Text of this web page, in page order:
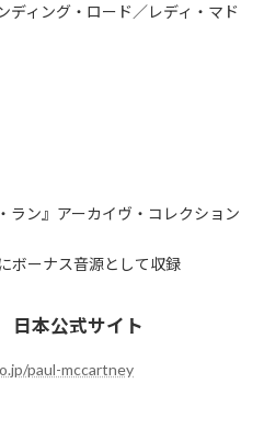
ディング・ロード／レディ・マド
ラン』アーカイヴ・コレクション
ボーナス音源として収録
本公式サイト
paul-mccartney